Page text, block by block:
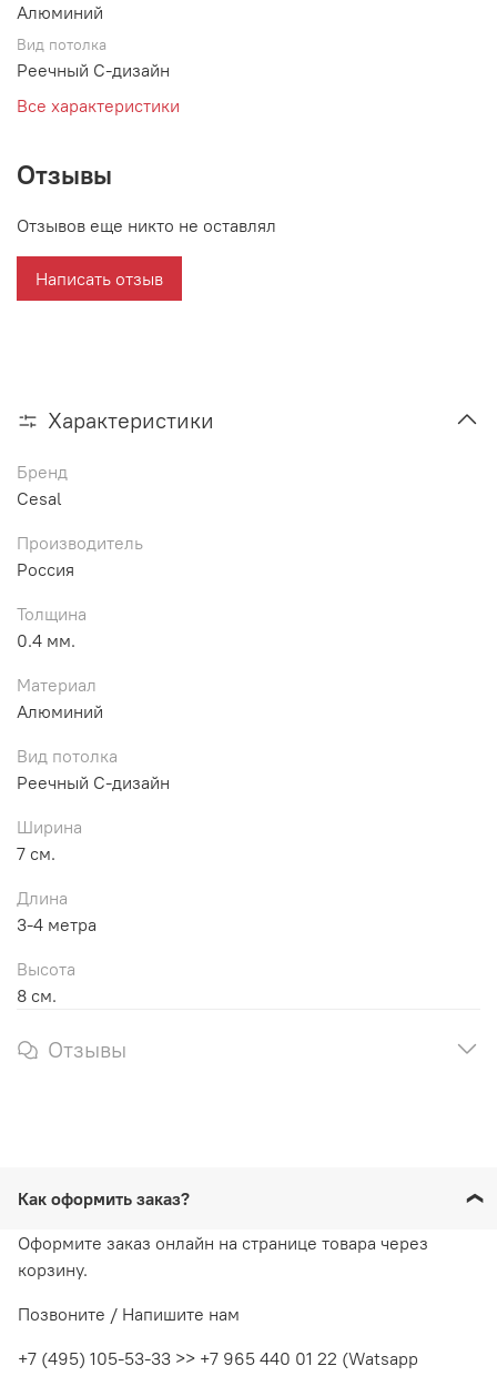
Алюминий
Вид потолка
Реечный С-дизайн
Все характеристики
Отзывы
Отзывов еще никто не оставлял
Написать отзыв
Характеристики
Бренд
Cesal
Производитель
Россия
Толщина
0.4 мм.
Материал
Алюминий
Вид потолка
Реечный С-дизайн
Ширина
7 см.
Длина
3-4 метра
Высота
8 см.
Отзывы
Как оформить заказ?
Оформите заказ онлайн на странице товара через
корзину.
Позвоните / Напишите нам
+7 (495) 105-53-33 >> +7 965 440 01 22 (Watsapp